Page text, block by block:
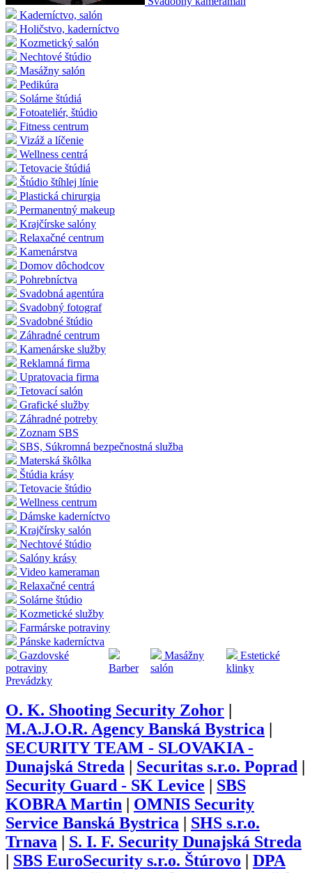
Kaderníctvo, salón
Holičstvo, kaderníctvo
Kozmetický salón
Nechtové štúdio
Masážny salón
Pedikúra
Solárne štúdiá
Fotoateliér, štúdio
Fitness centrum
Vizáž a líčenie
Wellness centrá
Tetovacie štúdiá
Štúdio štíhlej línie
Plastická chirurgia
Permanentný makeup
Krajčírske salóny
Relaxačné centrum
Kamenárstva
Domov dôchodcov
Pohrebníctva
Svadobná agentúra
Svadobný fotograf
Svadobné štúdio
Záhradné centrum
Kamenárske služby
Reklamná firma
Upratovacia firma
Tetovací salón
Grafické služby
Záhradné potreby
Zoznam SBS
SBS, Súkromná bezpečnostná služba
Materská škôlka
Štúdia krásy
Tetovacie štúdio
Wellness centrum
Dámske kaderníctvo
Krajčírsky salón
Nechtové štúdio
Salóny krásy
Video kameraman
Relaxačné centrá
Solárne štúdio
Kozmetické služby
Farmárske potraviny
Pánske kaderníctva
Gazdovské
potraviny
Barber
Masážny
salón
Estetické
klinky
Prevádzky
O. K. Shooting Security Zohor
M.A.J.O.R. Agency Banská Bystrica
SECURITY TEAM - SLOVAKIA -
Dunajská Streda
Securitas s.r.o. Poprad
Security Guard - SK Levice
SBS
KOBRA Martin
OMNIS Security
Service Banská Bystrica
SHS s.r.o.
Trnava
S. I. F. Security Dunajská Streda
SBS EuroSecurity s.r.o. Štúrovo
DPA